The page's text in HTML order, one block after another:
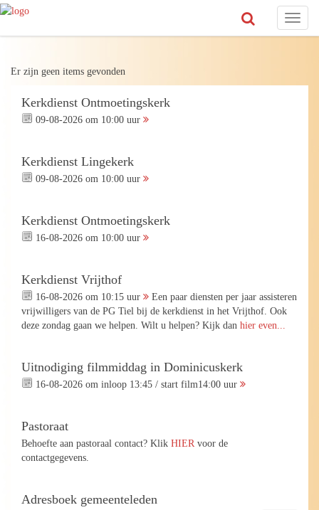
Toggle
Er zijn geen items gevonden
Kerkdienst Ontmoetingskerk
09-08-2026 om 10:00 uur
Kerkdienst Lingekerk
09-08-2026 om 10:00 uur
Kerkdienst Ontmoetingskerk
16-08-2026 om 10:00 uur
Kerkdienst Vrijthof
16-08-2026 om 10:15 uur
Een paar diensten per jaar assisteren
vrijwilligers van de PG Tiel bij de kerkdienst in het Vrijthof. Ook
deze zondag gaan we helpen. Wilt u helpen? Kijk dan hier even...
Uitnodiging filmmiddag in Dominicuskerk
16-08-2026 om inloop 13:45 / start film14:00 uur
Pastoraat
Behoefte aan pastoraal contact? Klik HIER voor de
contactgegevens.
Adresboek gemeenteleden